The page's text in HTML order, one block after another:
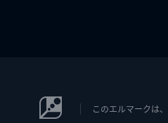
このエルマークは